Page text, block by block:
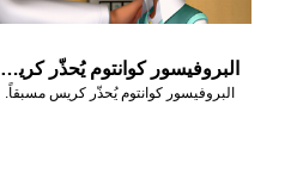
البروفيسور كوانتوم يُحذّر كريس مسبقاً.
البروفيسور كوانتوم يُحذّر كريس مسبقاً.